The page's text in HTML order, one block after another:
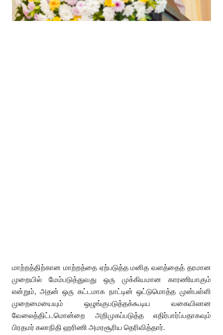
மாற்றத்திற்கான மாற்றத்தை ஏற்படுத்த மனித வளத்தைத் தரமான
முறையில் மேம்படுத்துவது ஒரு முக்கியமான காரணியாகும்
என்றும், அதன் ஒரு கட்டமாக நாட்டின் ஒட்டுமொத்த முன்பள்ளி
முறைமையையும் ஒழுங்குபடுத்தக்கூடிய வகையிலான
வேலைத்திட்டமொன்றை அறிமுகப்படுத்த எதிர்பார்ப்பதாகவும்
பிரதமர் கலாநிதி ஹரிணி அமரசூரிய தெரிவித்தார்.